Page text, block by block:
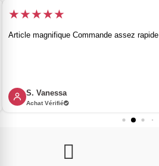
★★★★★
Article magnifique Commande assez rapide
S. Vanessa
Achat Vérifié